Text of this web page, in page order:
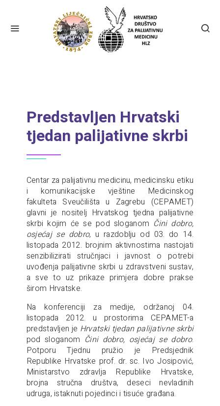
Predstavljen Hrvatski
tjedan palijativne skrbi
Centar za palijativnu medicinu, medicinsku etiku
i komunikacijske vještine Medicinskog
fakulteta Sveučilišta u Zagrebu (CEPAMET)
glavni je nositelj Hrvatskog tjedna palijativne
skrbi kojim će se pod sloganom Čini dobro,
osjećaj se dobro, u razdoblju od 03. do 14.
listopada 2012. brojnim aktivnostima nastojati
senzibilizirati stručnjaci i javnost o potrebi
uvođenja palijativne skrbi u zdravstveni sustav,
a sve to uz prikaze primjera dobre prakse
širom Hrvatske.
Na konferenciji za medije, održanoj 04.
listopada 2012. u prostorima CEPAMET-a
predstavljen je Hrvatski tjedan palijativne skrbi
pod sloganom Čini dobro, osjećaj se dobro.
Potporu Tjednu pružio je Predsjednik
Republike Hrvatske prof. dr. sc. Ivo Josipović,
Ministarstvo zdravlja Republike Hrvatske,
brojna stručna društva, deseci nevladinih
udruga, istaknuti pojedinci i tisuće građana.